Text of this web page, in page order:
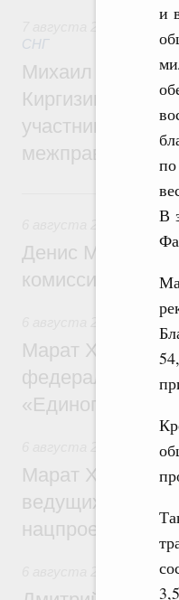
и
В
СНГ
Михаил
Киргизии
участников
Общие
Денис Мантуров
комиссии по
Марат
федерального
«Единого
Марат
ведущих к
нацпроекту